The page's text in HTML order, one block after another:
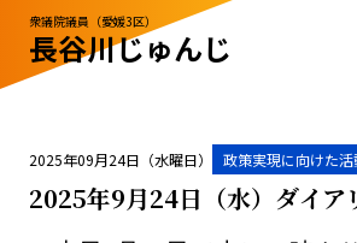
衆議院議員（愛媛3区）
長谷川じゅんじ
TOPプロフィール活動・実績
政治姿勢お知らせ応援するお問
2025年09月24日（水曜日） 政策実現に向けた活
2025年9月24日（水）ダイア